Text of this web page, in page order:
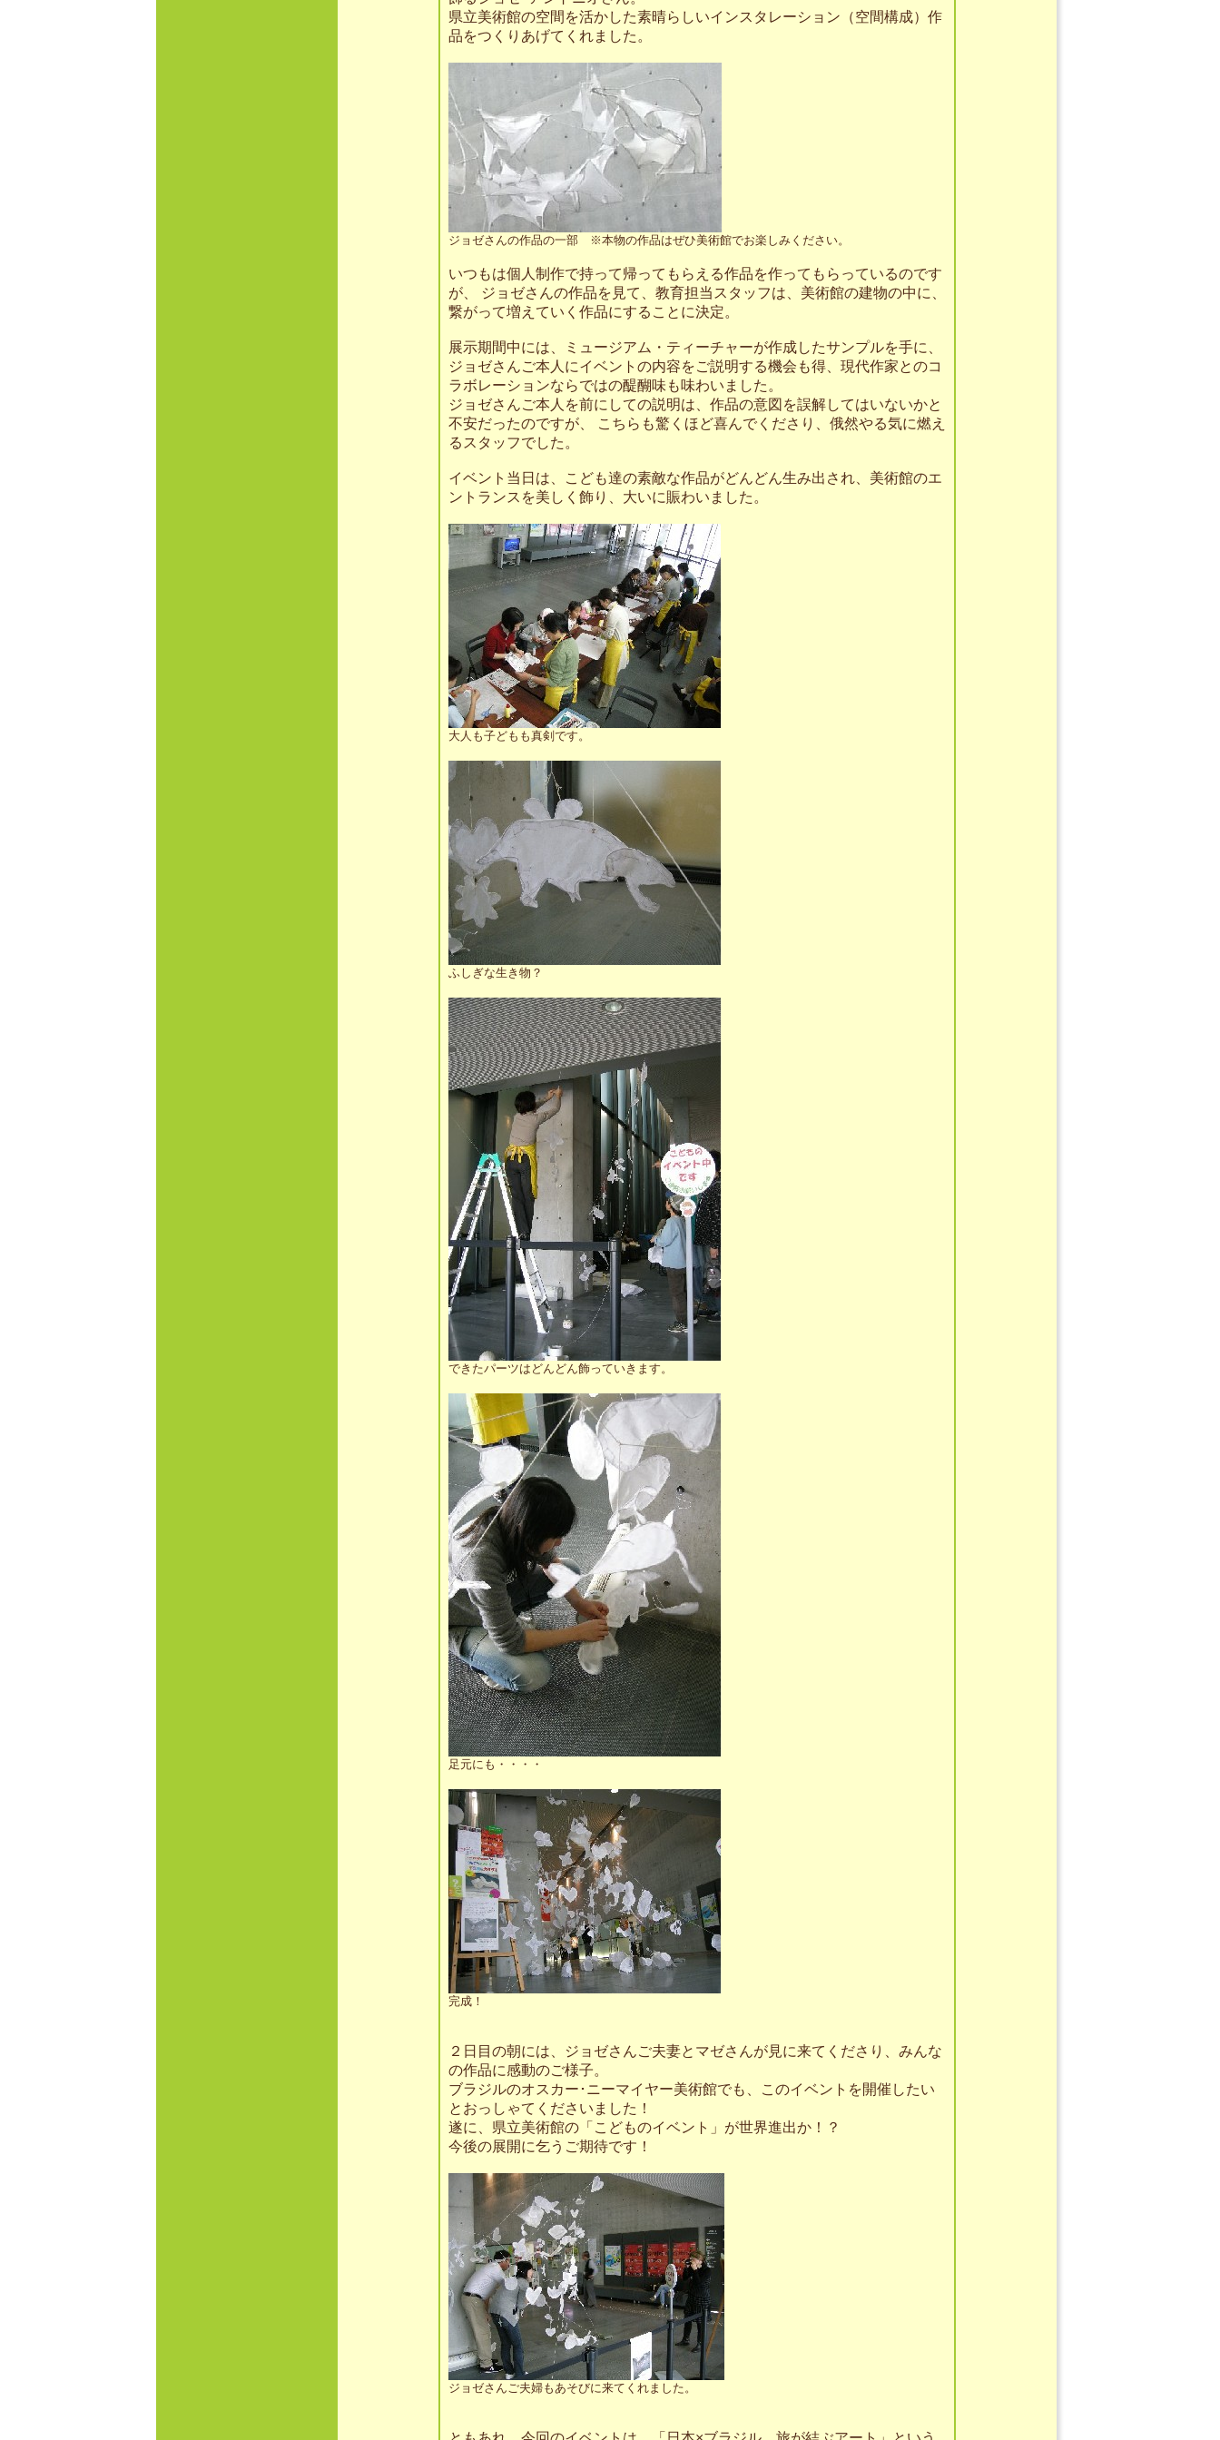
県立美術館の空間を活かした素晴らしいインスタレーション（空間構成）作
品をつくりあげてくれました。
ジョゼさんの作品の一部 ※本物の作品はぜひ美術館でお楽しみください。
いつもは個人制作で持って帰ってもらえる作品を作ってもらっているのです
が、 ジョゼさんの作品を見て、教育担当スタッフは、美術館の建物の中に、
繋がって増えていく作品にすることに決定。
展示期間中には、ミュージアム・ティーチャーが作成したサンプルを手に、
ジョゼさんご本人にイベントの内容をご説明する機会も得、現代作家とのコ
ラボレーションならではの醍醐味も味わいました。
ジョゼさんご本人を前にしての説明は、作品の意図を誤解してはいないかと
不安だったのですが、 こちらも驚くほど喜んでくださり、俄然やる気に燃え
るスタッフでした。
イベント当日は、こども達の素敵な作品がどんどん生み出され、美術館のエ
ントランスを美しく飾り、大いに賑わいました。
大人も子どもも真剣です。
ふしぎな生き物？
できたパーツはどんどん飾っていきます。
足元にも・・・・
完成！
２日目の朝には、ジョゼさんご夫妻とマゼさんが見に来てくださり、みんな
の作品に感動のご様子。
ブラジルのオスカー･ニーマイヤー美術館でも、このイベントを開催したい
とおっしゃてくださいました！
遂に、県立美術館の「こどものイベント」が世界進出か！？
今後の展開に乞うご期待です！
ジョゼさんご夫婦もあそびに来てくれました。